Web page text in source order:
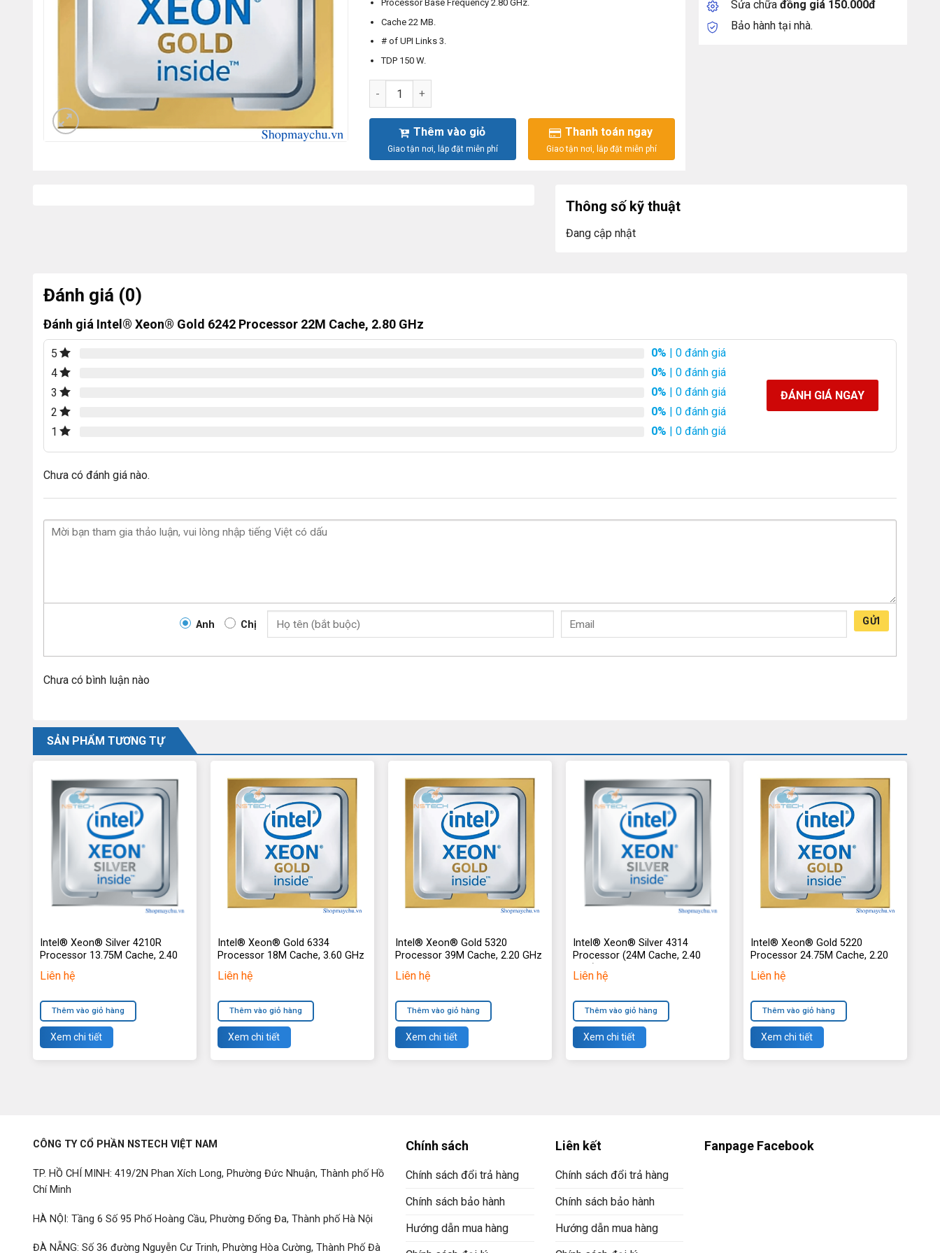
Processor Base Frequency 2.80 GHz.
Cache 22 MB.
# of UPI Links 3.
TDP 150 W.
Intel® Xeon® Gold 6242 Processor 22M Cache, 2.80 GHz số lượng
Thêm vào giỏ Thanh toán ngay
Sửa chữađồng giá 150.000đ
Bảo hành tại nhà.
Thông số kỹ thuật
Đang cập nhật
Đánh giá (0)
Đánh giá Intel® Xeon® Gold 6242 Processor 22M Cache, 2.80 GHz
5 0% | 0 đánh giá
4
0% | 0 đánh giá
3
0% | 0 đánh giá
2
0% | 0 đánh giá
1
0% | 0 đánh giá
ĐÁNH GIÁ NGAY
Chưa có đánh giá nào.
Anh Chị GỬI
Chưa có bình luận nào
SẢN PHẨM TƯƠNG TỰ
Intel® Xeon® Silver 4210R
Processor 13.75M Cache, 2.40
Liên hệ
Thêm vào giỏ hàng
Xem chi tiết
Intel® Xeon® Gold 6334
Processor 18M Cache, 3.60 GHz
Liên hệ
Thêm vào giỏ hàng
Xem chi tiết
Intel® Xeon® Gold 5320
Processor 39M Cache, 2.20 GHz
Liên hệ
Thêm vào giỏ hàng
Xem chi tiết
Intel® Xeon® Silver 4314
Processor (24M Cache, 2.40
Liên hệ
Thêm vào giỏ hàng
Xem chi tiết
Intel® Xeon® Gold 5220
Processor 24.75M Cache, 2.20
Liên hệ
Thêm vào giỏ hàng
Xem chi tiết
CÔNG TY CỔ PHẦN NSTECH VIỆT NAM
TP. HỒ CHÍ MINH: 419/2N Phan Xích Long, Phường Đức Nhuận, Thành phố Hồ
Chí Minh
HÀ NỘI: Tầng 6 Số 95 Phố Hoàng Cầu, Phường Đống Đa, Thành phố Hà Nội
ĐÀ NẴNG: Số 36 đường Nguyễn Cư Trinh, Phường Hòa Cường, Thành Phố Đà
Chính sách
Chính sách đổi trả hàng
Chính sách bảo hành
Hướng dẫn mua hàng
Liên kết
Chính sách đổi trả hàng
Chính sách bảo hành
Hướng dẫn mua hàng
Fanpage Facebook